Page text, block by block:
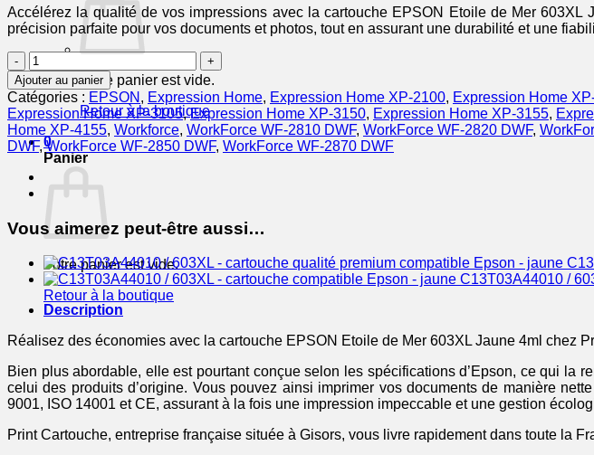
Votre panier est vide.
Retour à la boutique
0
Panier
Votre panier est vide.
Retour à la boutique
Accélérez la qualité de vos impressions avec la cartouche EPSON Etoile de Mer
précision parfaite pour vos documents et photos, tout en assurant une durabilité et une
quantité
de
EPSON
Cartouche
Etoile
de
Mer
603XL
Encre
Ajouter au panier
Catégories : EPSON , Expression Home, Expression Home XP-2100, Expression Home
Expression Home XP-3105,Expression Home XP-3150, Expression Home XP-3155,
Home XP-4155, Workforce, WorkForce WF-2810 DWF, WorkForce WF-2820 DWF,
DWF,WorkForce WF-2850 DWF, WorkForce WF-2870 DWF
Vous aimerez peut-être aussi…
C13T03A44010 /
Description
Réalisez des économies avec la cartouche EPSON Etoile de Mer 603XL Jaune 4ml chez
Bien plus abordable, elle est pourtant conçue selon les spécifications d’Epson, ce qui la
celui des produits d’origine. Vous pouvez ainsi imprimer vos documents de manière
9001, ISO 14001 et CE, assurant à la fois une impression impeccable et une gestion
Print Cartouche, entreprise française située à Gisors, vous livre rapidement dans toute la